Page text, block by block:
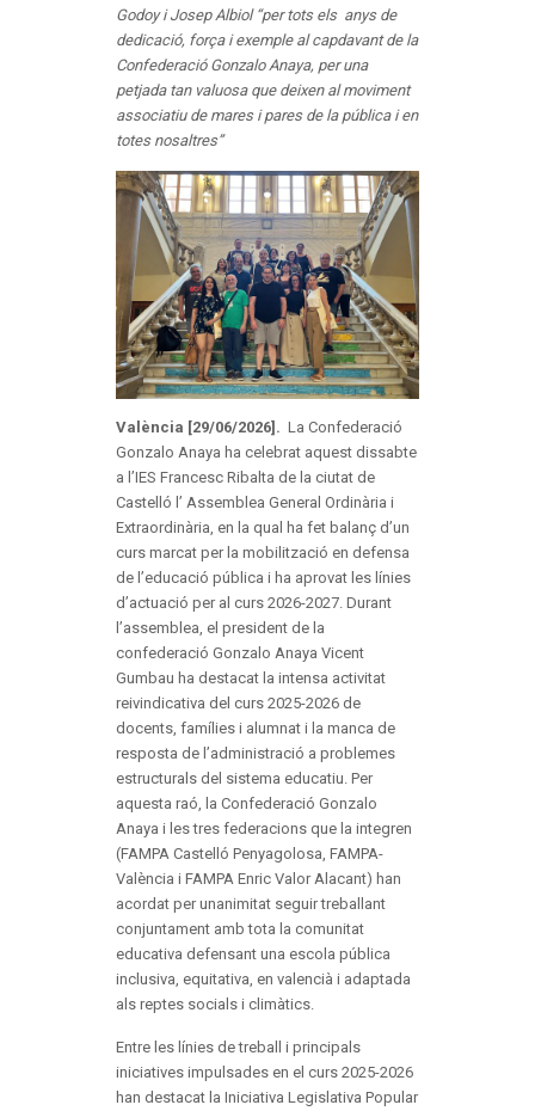
Godoy i Josep Albiol “per tots els anys de
dedicació, força i exemple al capdavant de la
Confederació Gonzalo Anaya, per una
petjada tan valuosa que deixen al moviment
associatiu de mares i pares de la pública i en
totes nosaltres”
València [29/06/2026]. La Confederació
Gonzalo Anaya ha celebrat aquest dissabte
a l’IES Francesc Ribalta de la ciutat de
Castelló l’ Assemblea General Ordinària i
Extraordinària, en la qual ha fet balanç d’un
curs marcat per la mobilització en defensa
de l’educació pública i ha aprovat les línies
d’actuació per al curs 2026-2027. Durant
l’assemblea, el president de la
confederació Gonzalo Anaya Vicent
Gumbau ha destacat la intensa activitat
reivindicativa del curs 2025-2026 de
docents, famílies i alumnat i la manca de
resposta de l’administració a problemes
estructurals del sistema educatiu. Per
aquesta raó, la Confederació Gonzalo
Anaya i les tres federacions que la integren
(FAMPA Castelló Penyagolosa, FAMPA-
València i FAMPA Enric Valor Alacant) han
acordat per unanimitat seguir treballant
conjuntament amb tota la comunitat
educativa defensant una escola pública
inclusiva, equitativa, en valencià i adaptada
als reptes socials i climàtics.
Entre les línies de treball i principals
iniciatives impulsades en el curs 2025-2026
han destacat la Iniciativa Legislativa Popular